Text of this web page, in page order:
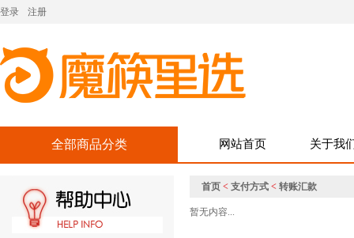
登录 注册
全部商品分类 网站首页 关于我
首页 < 支付方式 < 转账汇款
暂无内容...